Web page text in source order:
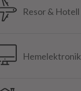
Resor & Hotell
Hemelektronik